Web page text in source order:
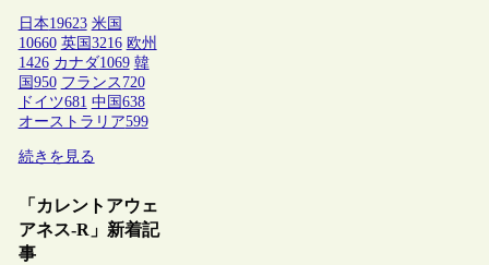
日本19623 米国
10660 英国3216 欧州
1426 カナダ1069 韓
国950 フランス 720
ドイツ681 中国638
オーストラリア599
続きを見る
「カレントアウェ
アネス-R」新着記
事